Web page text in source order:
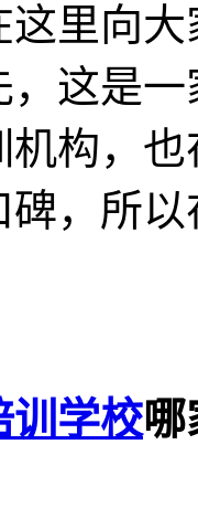
这里向
这是
机构，
，所
训学校哪